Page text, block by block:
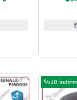
%10